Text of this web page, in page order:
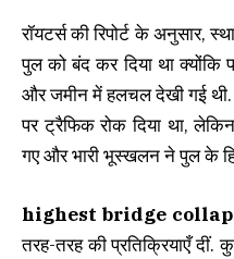
रॉयटर्स की रिपोर्ट के अनुसार,
पुल को बंद कर दिया था क्योंकि
और जमीन में हलचल देखी गई थी.
पर ट्रैफिक रोक दिया था,
गए और भारी भूस्खलन ने पुल के
highest bridge
तरह-तरह की प्रतिक्रियाएँ दीं.